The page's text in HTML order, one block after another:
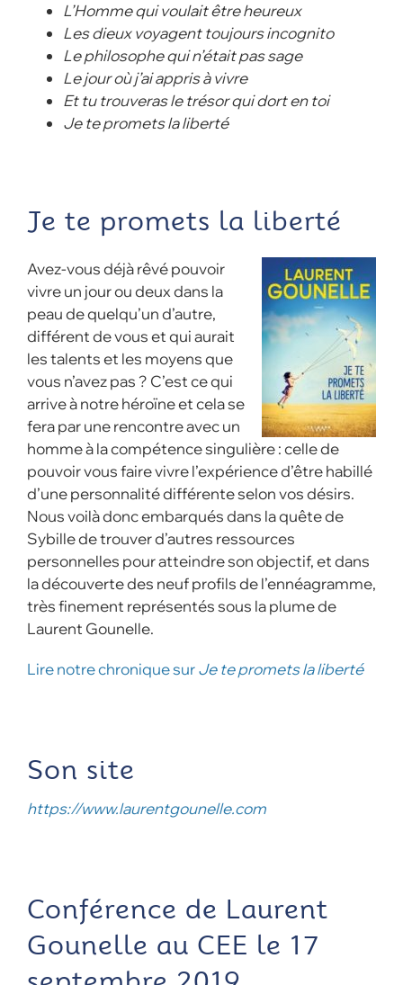
L’Homme qui voulait être heureux
Les dieux voyagent toujours incognito
Le philosophe qui n’était pas sage
Le jour où j’ai appris à vivre
Et tu trouveras le trésor qui dort en toi
Je te promets la liberté
Je te promets la liberté
Avez-vous déjà rêvé pouvoir
vivre un jour ou deux dans la
peau de quelqu’un d’autre,
différent de vous et qui aurait
les talents et les moyens que
vous n’avez pas ? C’est ce qui
arrive à notre héroïne et cela se
fera par une rencontre avec un
homme à la compétence singulière : celle de
pouvoir vous faire vivre l’expérience d’être habillé
d’une personnalité différente selon vos désirs.
Nous voilà donc embarqués dans la quête de
Sybille de trouver d’autres ressources
personnelles pour atteindre son objectif, et dans
la découverte des neuf profils de l’ennéagramme,
très finement représentés sous la plume de
Laurent Gounelle.
Lire notre chronique surJe te promets la liberté
Son site
https://www.laurentgounelle.com
Conférence de Laurent
Gounelle au CEE le 17